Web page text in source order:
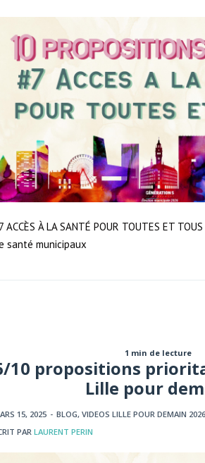
ACCÈS À LA SANTÉ POUR TOUTES ET
santé municipaux
1 min de lecture
10 propositions
Lille pour
15, 2025 - BLOG, VIDEOS LILLE POUR DEMAIN 2026
PARLAURENT PERIN